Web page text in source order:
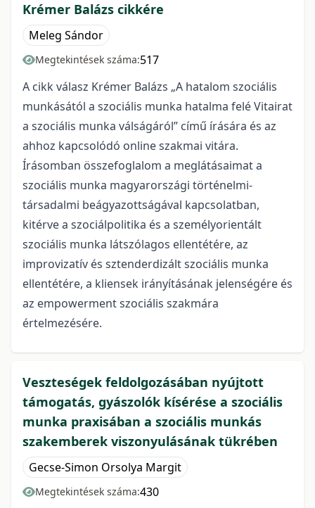
Krémer Balázs cikkére
Meleg Sándor
Megtekintések száma:517
A cikk válasz Krémer Balázs „A hatalom szociális
munkásától a szociális munka hatalma felé Vitairat
a szociális munka válságáról” című írására és az
ahhoz kapcsolódó online szakmai vitára.
Írásomban összefoglalom a meglátásaimat a
szociális munka magyarországi történelmi-
társadalmi beágyazottságával kapcsolatban,
kitérve a szociálpolitika és a személyorientált
szociális munka látszólagos ellentétére, az
improvizatív és sztenderdizált szociális munka
ellentétére, a kliensek irányításának jelenségére és
az empowerment szociális szakmára
értelmezésére.
Veszteségek feldolgozásában nyújtott
támogatás, gyászolók kísérése a szociális
munka praxisában a szociális munkás
szakemberek viszonyulásának tükrében
Gecse-Simon Orsolya Margit
Megtekintések száma:430